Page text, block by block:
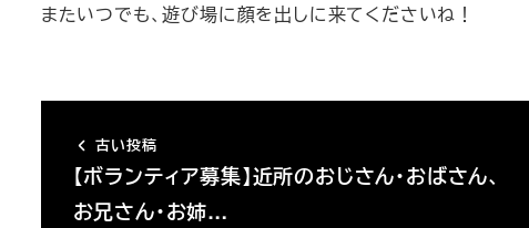
またいつでも、遊び場に顔を出しに来てくださいね！
古い投稿
【ボランティア募集】近所のおじさん・おばさん、
お兄さん・お姉…